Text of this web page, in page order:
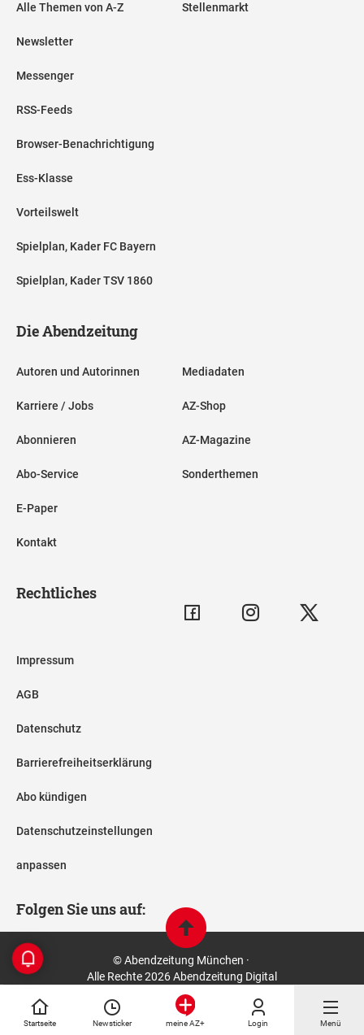
Startseite Newsticker meine AZ+ Login Menü
Alle Themen von A-Z
Newsletter
Messenger
RSS-Feeds
Browser-Benachrichtigung
Ess-Klasse
Vorteilswelt
Spielplan, Kader FC Bayern
Spielplan, Kader TSV 1860
Stellenmarkt
Die Abendzeitung
Autoren und Autorinnen
Karriere / Jobs
Abonnieren
Abo-Service
E-Paper
Kontakt
Mediadaten
AZ-Shop
AZ-Magazine
Sonderthemen
Rechtliches
Impressum
AGB
Datenschutz
Barrierefreiheitserklärung
Abo kündigen
Datenschutzeinstellungen
anpassen
Folgen Sie uns auf:
© Abendzeitung München ·
Alle Rechte 2026 Abendzeitung Digital